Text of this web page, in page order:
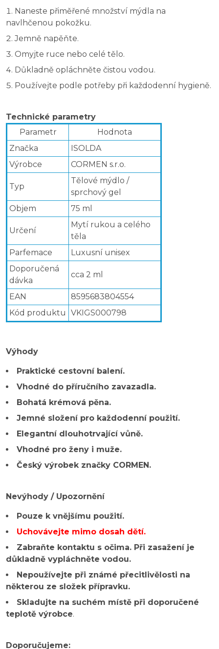
Naneste přiměřené množství mýdla na
navlhčenou pokožku.
Jemně napěňte.
Omyjte ruce nebo celé tělo.
Důkladně opláchněte čistou vodou.
Používejte podle potřeby při každodenní hygieně.
Technické parametry
Parametr
Hodnota
Značka
ISOLDA
Výrobce
CORMEN s.r.o.
Typ
Tělové mýdlo /
sprchový gel
Objem
75 ml
Určení
Mytí rukou a celého
těla
Parfemace
Luxusní unisex
Doporučená
dávka
cca 2 ml
EAN
8595683804554
Kód produktu
VKIGS000798
Výhody
Praktické cestovní balení.
Vhodné do příručního zavazadla.
Bohatá krémová pěna.
Jemné složení pro každodenní použití.
Elegantní dlouhotrvající vůně.
Vhodné pro ženy i muže.
Český výrobek značky CORMEN.
Nevýhody / Upozornění
Pouze k vnějšímu použití.
Uchovávejte mimo dosah dětí.
Zabraňte kontaktu s očima. Při zasažení je
důkladně vypláchněte vodou.
Nepoužívejte při známé přecitlivělosti na
některou ze složek přípravku.
Skladujte na suchém místě při doporučené
teplotě výrobce.
Doporučujeme: